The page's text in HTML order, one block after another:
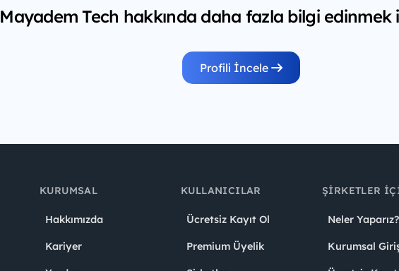
Mayadem Tech hakkında daha fazla bilgi edinmek
Profili İncele
KURUMSAL
Hakkımızda
Kariyer
KULLANICILAR
Ücretsiz Kayıt Ol
Premium Üyelik
ŞIRKETLER
Neler Yaparız?
Kurumsal